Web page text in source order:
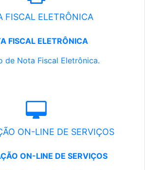
FISCAL ELETRÔNICA
FISCAL ELETRÔNICA
de Nota Fiscal Eletrônica.
ON-LINE DE SERVIÇOS
ON-LINE DE SERVIÇOS